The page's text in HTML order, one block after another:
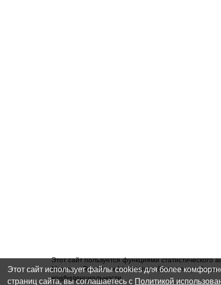
Этот сайт пользуется функциями статистического
Метрика, Rambler и Liveinternet. Более
конфиденциальности
Этот сайт использует файлы cookies для более
страниц сайта, вы соглашаетесь с Политикой